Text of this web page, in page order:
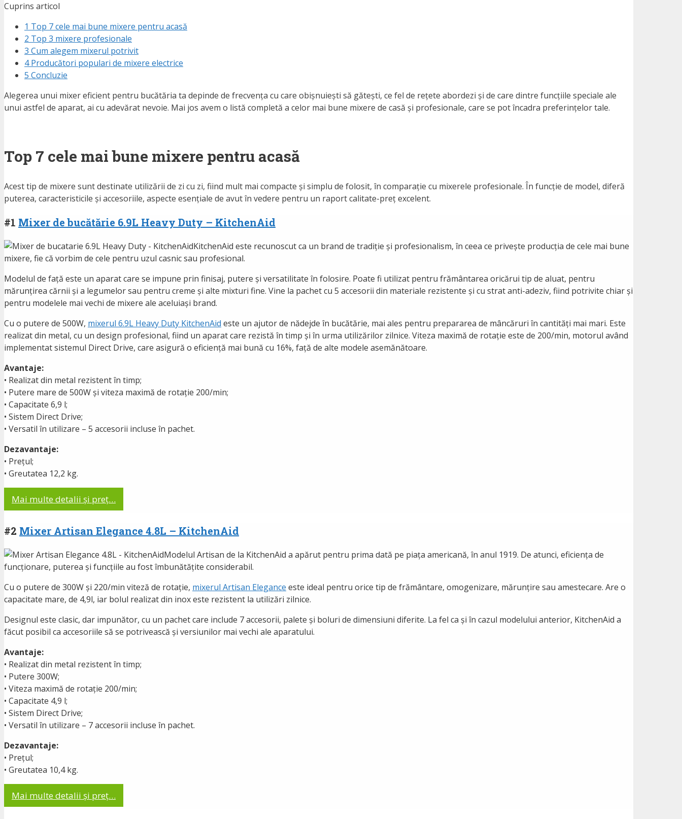
Cuprins articol
1 Top 7 cele mai bune mixere pentru acasă
2 Top 3 mixere profesionale
3 Cum alegem mixerul potrivit
4Producători populari de mixere electrice
5 Concluzie
Alegerea unui mixer eficient pentru bucătăria ta depinde de frecvența cu care obișnuiești să gătești, ce fel de rețete abordezi și de care dintre funcțiile speciale ale
unui astfel de aparat, ai cu adevărat nevoie. Mai jos avem o listă completă a celor mai bune mixere de casă și profesionale, care se pot încadra preferințelor tale.
Top 7 cele mai bune mixere pentru acasă
Acest tip de mixere sunt destinate utilizării de zi cu zi, fiind mult mai compacte și simplu de folosit, în comparație cu mixerele profesionale. În funcție de model, diferă
puterea, caracteristicile și accesoriile, aspecte esențiale de avut în vedere pentru un raport calitate-preț excelent.
#1 Mixer de bucătărie 6.9L Heavy Duty – KitchenAid
KitchenAid este recunoscut ca un brand de tradiție și profesionalism, în ceea ce privește producția de cele mai bune
mixere, fie că vorbim de cele pentru uzul casnic sau profesional.
Modelul de față este un aparat care se impune prin finisaj, putere și versatilitate în folosire. Poate fi utilizat pentru frământarea oricărui tip de aluat, pentru
mărunțirea cărnii și a legumelor sau pentru creme și alte mixturi fine. Vine la pachet cu 5 accesorii din materiale rezistente și cu strat anti-adeziv, fiind potrivite chiar și
pentru modelele mai vechi de mixere ale aceluiași brand.
Cu o putere de 500W, mixerul 6.9L Heavy Duty KitchenAid este un ajutor de nădejde în bucătărie, mai ales pentru prepararea de mâncăruri în cantități mai mari. Este
realizat din metal, cu un design profesional, fiind un aparat care rezistă în timp și în urma utilizărilor zilnice. Viteza maximă de rotație este de 200/min, motorul având
implementat sistemul Direct Drive, care asigură o eficiență mai bună cu 16%, față de alte modele asemănătoare.
Avantaje:
• Realizat din metal rezistent în timp;
• Putere mare de 500W și viteza maximă de rotație 200/min;
• Capacitate 6,9 l;
• Sistem Direct Drive;
• Versatil în utilizare – 5 accesorii incluse în pachet.
Dezavantaje:
• Prețul;
• Greutatea 12,2 kg.
Mai multe detalii și preț…
#2 Mixer Artisan Elegance 4.8L – KitchenAid
Modelul Artisan de la KitchenAid a apărut pentru prima dată pe piața americană, în anul 1919. De atunci, eficiența de
funcționare, puterea și funcțiile au fost îmbunătățite considerabil.
Cu o putere de 300W și 220/min viteză de rotație, mixerul Artisan Elegance este ideal pentru orice tip de frământare, omogenizare, mărunțire sau amestecare. Are o
capacitate mare, de 4,9l, iar bolul realizat din inox este rezistent la utilizări zilnice.
Designul este clasic, dar impunător, cu un pachet care include 7 accesorii, palete și boluri de dimensiuni diferite. La fel ca și în cazul modelului anterior, KitchenAid a
făcut posibil ca accesoriile să se potrivească și versiunilor mai vechi ale aparatului.
Avantaje:
• Realizat din metal rezistent în timp;
• Putere 300W;
• Viteza maximă de rotație 200/min;
• Capacitate 4,9 l;
• Sistem Direct Drive;
• Versatil în utilizare – 7 accesorii incluse în pachet.
Dezavantaje:
• Prețul;
• Greutatea 10,4 kg.
Mai multe detalii și preț…